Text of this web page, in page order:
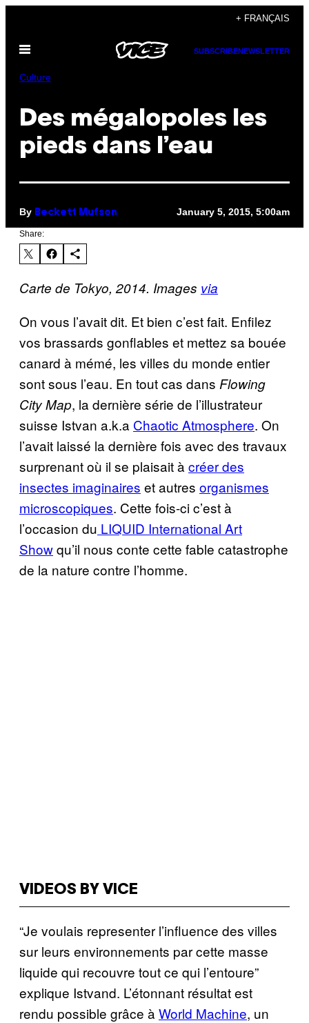
content
+ FRANÇAIS
Open
SUBSCRIBENEWSLETTER
Culture
Des mégalopoles les
pieds dans l’eau
By Beckett Mufson January 5, 2015, 5:00am
Share:
Carte de Tokyo, 2014. Images via
On vous l’avait dit. Et bien c’est fait. Enfilez
vos brassards gonflables et mettez sa bouée
canard à mémé, les villes du monde entier
sont sous l’eau. En tout cas dans Flowing
City Map, la dernière série de l’illustrateur
suisse Istvan a.k.a Chaotic Atmosphere. On
l’avait laissé la dernière fois avec des travaux
surprenant où il se plaisait à créer des
insectes imaginaires et autres organismes
microscopiques. Cette fois-ci c’est à
l’occasion du LIQUID International Art
Showqu’il nous conte cette fable catastrophe
de la nature contre l’homme.
VIDEOS BY VICE
“Je voulais representer l’influence des villes
sur leurs environnements par cette masse
liquide qui recouvre tout ce qui l’entoure”
explique Istvand. L’étonnant résultat est
rendu possible grâce à World Machine, un